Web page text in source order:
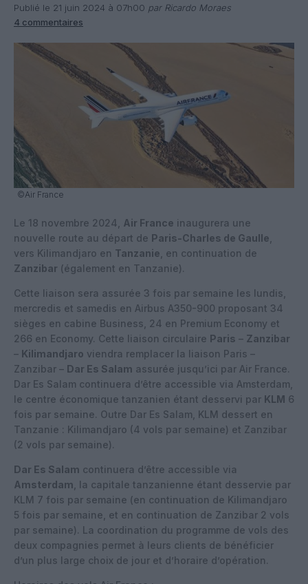
Publié le 21 juin 2024 à 07h00 par Ricardo Moraes
4 commentaires
©Air France
Le 18 novembre 2024, Air France inaugurera une
nouvelle route au départ de Paris-Charles de Gaulle
vers Kilimandjaro en Tanzanie , en continuation de
Zanzibar (également en Tanzanie).
Cette liaison sera assurée 3 fois par semaine les lundis,
mercredis et samedis en Airbus A350-900 proposant 34
sièges en cabine Business, 24 en Premium Economy et
266 en Economy. Cette liaison circulaire Paris – Zanzibar
– Kilimandjaro viendra remplacer la liaison Paris –
Zanzibar – Dar Es Salam assurée jusqu’ici par Air France.
Dar Es Salam continuera d’être accessible via Amsterdam,
le centre économique tanzanien étant desservi par KLM 6
fois par semaine. Outre Dar Es Salam, KLM dessert en
Tanzanie : Kilimandjaro (4 vols par semaine) et Zanzibar
(2 vols par semaine).
Dar Es Salam continuera d’être accessible via
Amsterdam , la capitale tanzanienne étant desservie par
KLM 7 fois par semaine (en continuation de Kilimandjaro
5 fois par semaine, et en continuation de Zanzibar 2 vols
par semaine). La coordination du programme de vols des
deux compagnies permet à leurs clients de bénéficier
d’un plus large choix de jour et d’horaire d’opération.